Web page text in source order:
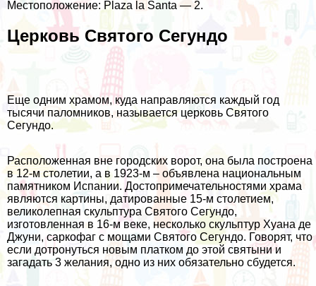
Местоположение: Plaza la Santa — 2.
Церковь Святого Сегундо
Еще одним храмом, куда направляются каждый год
тысячи паломников, называется церковь Святого
Сегундо.
Расположенная вне городских ворот, она была построена
в 12-м столетии, а в 1923-м – объявлена национальным
памятником Испании. Достопримечательностями храма
являются картины, датированные 15-м столетием,
великолепная скульптура Святого Сегундо,
изготовленная в 16-м веке, несколько скульптур Хуана де
Джуни, саркофаг с мощами Святого Сегундо. Говорят, что
если дотронуться новым платком до этой святыни и
загадать 3 желания, одно из них обязательно сбудется.